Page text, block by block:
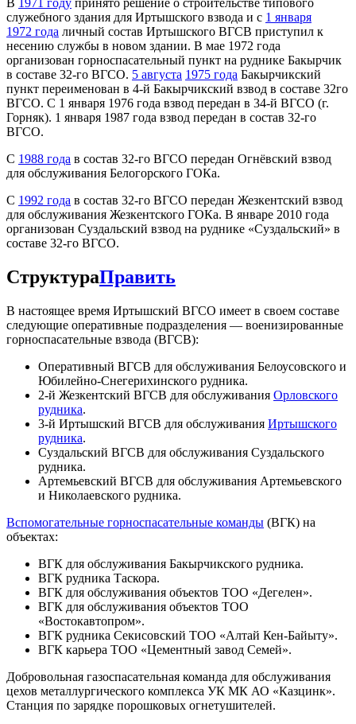
служебного здания для Иртышского взвода и с 1 января
1972 года личный состав Иртышского ВГСВ приступил к
несению службы в новом здании. В мае 1972 года
организован горноспасательный пункт на руднике Бакырчик
в составе 32-го ВГСО. 5 августа 1975 года Бакырчикский
пункт переименован в 4-й Бакырчикский взвод в составе 32го
ВГСО. С 1 января 1976 года взвод передан в 34-й ВГСО (г.
Горняк). 1 января 1987 года взвод передан в состав 32-го
ВГСО.
С 1988 года в состав 32-го ВГСО передан Огнёвский взвод
для обслуживания Белогорского ГОКа.
С 1992 года в состав 32-го ВГСО передан Жезкентский взвод
для обслуживания Жезкентского ГОКа. В январе 2010 года
организован Суздальский взвод на руднике «Суздальский» в
составе 32-го ВГСО.
СтруктураПравить
В настоящее время Иртышский ВГСО имеет в своем составе
следующие оперативные подразделения — военизированные
горноспасательные взвода (ВГСВ):
Оперативный ВГСВ для обслуживания Белоусовского и
Юбилейно-Снегерихинского рудника.
2-й Жезкентский ВГСВ для обслуживания Орловского
рудника.
3-й Иртышский ВГСВ для обслуживания Иртышского
рудника.
Суздальский ВГСВ для обслуживания Суздальского
рудника.
Артемьевский ВГСВ для обслуживания Артемьевского
и Николаевского рудника.
Вспомогательные горноспасательные команды (ВГК) на
объектах:
ВГК для обслуживания Бакырчикского рудника.
ВГК рудника Таскора.
ВГК для обслуживания объектов ТОО «Дегелен».
ВГК для обслуживания объектов ТОО
«Востокавтопром».
ВГК рудника Секисовский ТОО «Алтай Кен-Байыту».
ВГК карьера ТОО «Цементный завод Семей».
Добровольная газоспасательная команда для обслуживания
цехов металлургического комплекса УК МК АО «Казцинк».
Станция по зарядке порошковых огнетушителей.